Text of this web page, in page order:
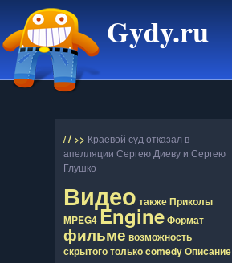
Gydy.ru
// >> Краевой суд отказал в
апелляции Сергею Диеву и Сергею
Глушко
Видео такжеПриколы
MPEG4 EngineФормат
фильме возможность
скрытоготолькоcomedyОписание